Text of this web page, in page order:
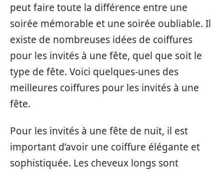
peut faire toute la différence entre une
soirée mémorable et une soirée oubliable. Il
existe de nombreuses idées de coiffures
pour les invités à une fête, quel que soit le
type de fête. Voici quelques-unes des
meilleures coiffures pour les invités à une
fête.
Pour les invités à une fête de nuit, il est
important d’avoir une coiffure élégante et
sophistiquée. Les cheveux longs sont